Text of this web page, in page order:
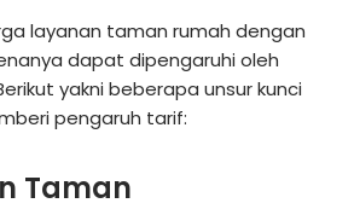
layanan taman rumah dengan
dapat dipengaruhi oleh
yakni beberapa unsur kunci
pengaruh tarif:
Taman